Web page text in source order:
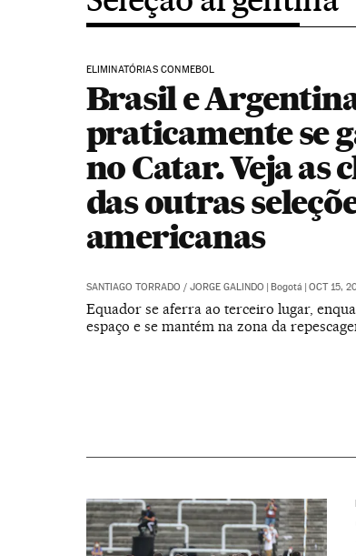
ELIMINATÓRIAS CONMEBOL
Brasil e
praticamente se
no Catar. Veja as
das outras
americanas
SANTIAGO TORRADO / JORGE GALINDO | Bogotá | OCT 15,
Equador se aferra ao terceiro lugar,
espaço e se mantém na zona da